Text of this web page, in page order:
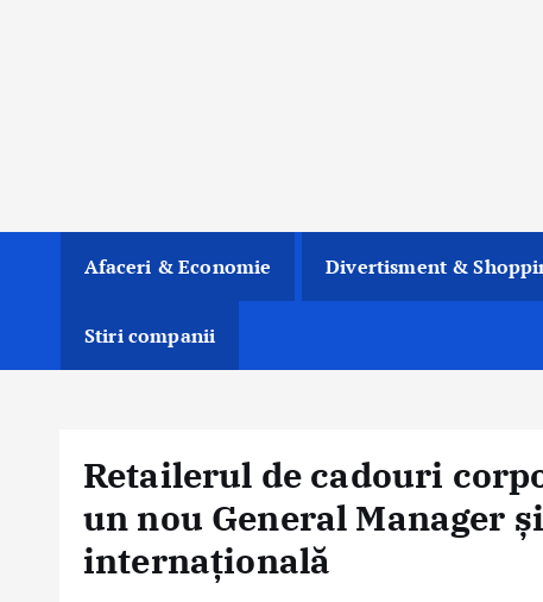
Afaceri & Economie Divertisment &
Stiri companii
Retailerul de cadouri
un nou General Manager
internațională